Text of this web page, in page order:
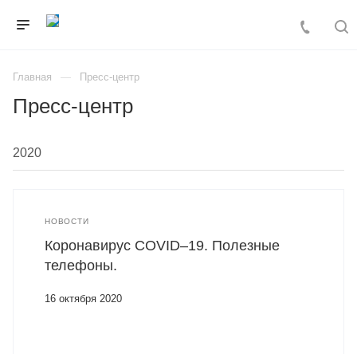
Главная Пресс-центр
Пресс-центр
НОВОСТИ
Коронавирус COVID–19. Полезные
телефоны.
16 октября 2020